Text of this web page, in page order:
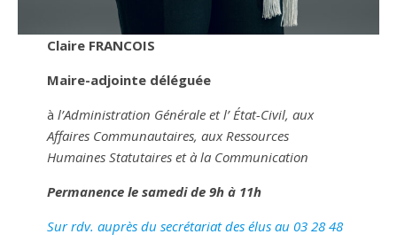
Claire FRANCOIS
Maire-adjointe déléguée
à l’Administration Générale et l’ État-Civil, aux
Affaires Communautaires, aux Ressources
Humaines Statutaires et à la Communication
Permanence le samedi de 9h à 11h
Sur rdv. auprès du secrétariat des élus au 03 28 48